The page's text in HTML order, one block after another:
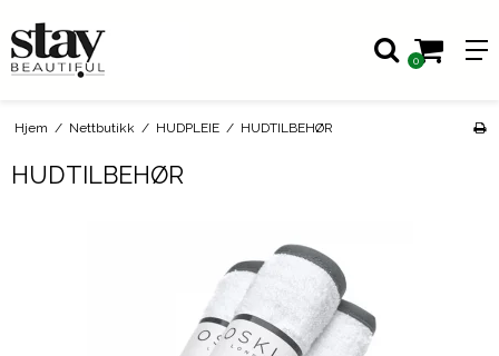
0
Hjem / Nettbutikk / HUDPLEIE / HUDTILBEHØR
HUDTILBEHØR